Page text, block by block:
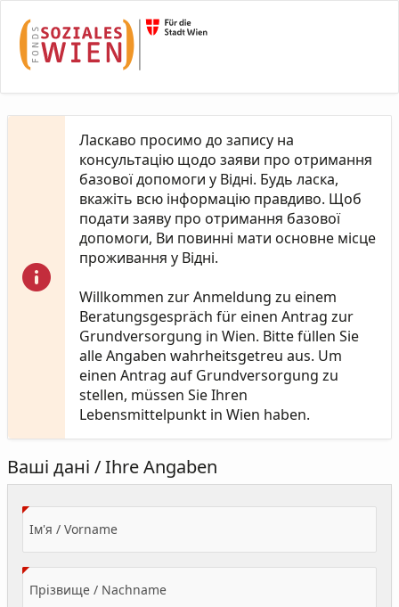
Ласкаво просимо до запису на
консультацію щодо заяви про отримання
базової допомоги у Відні. Будь ласка,
вкажіть всю інформацію правдиво. Щоб
подати заяву про отримання базової
допомоги, Ви повинні мати основне місце
проживання у Відні.
Willkommen zur Anmeldung zu einem
Beratungsgespräch für einen Antrag zur
Grundversorgung in Wien. Bitte füllen Sie
alle Angaben wahrheitsgetreu aus. Um
einen Antrag auf Grundversorgung zu
stellen, müssen Sie Ihren
Lebensmittelpunkt in Wien haben.
Ваші дані / Ihre Angaben
Ім'я / Vorname(Value Required)
Прізвище / Nachname(Value Required)